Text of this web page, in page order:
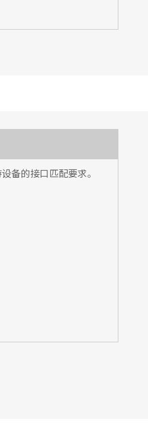
备的接口匹配要求。